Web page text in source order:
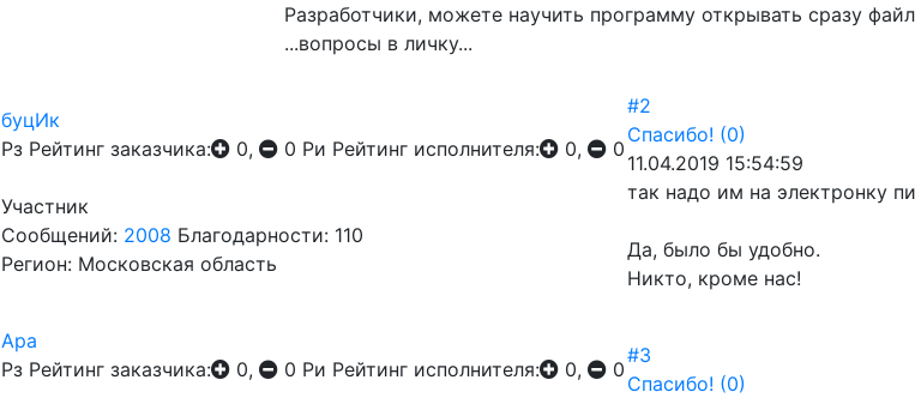
Разработчики, можете научить программу открывать сразу
...вопросы в личку...
буцИк
Рз Рейтинг заказчика: 0, 0 Ри Рейтинг исполнителя: 0, 0
Участник
Сообщений: 2008 Благодарности: 110
Регион: Московская область
#2
Спасибо! (0)
11.04.2019 15:54:59
так надо им на электронку
Да, было бы удобно.
Никто, кроме нас!
Ара
Рз Рейтинг заказчика: 0, 0 Ри Рейтинг исполнителя: 0, 0
#3
Спасибо! (0)